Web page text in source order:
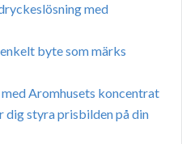
med
byte som märks
Aromhusets koncentrat
styra prisbilden på din